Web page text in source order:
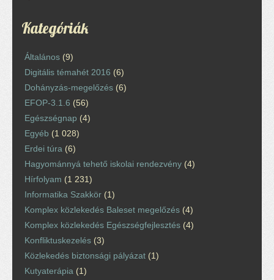
Kategóriák
Általános (9)
Digitális témahét 2016 (6)
Dohányzás-megelőzés (6)
EFOP-3.1.6 (56)
Egészségnap (4)
Egyéb (1 028)
Erdei túra (6)
Hagyománnyá tehető iskolai rendezvény (4)
Hírfolyam (1 231)
Informatika Szakkör (1)
Komplex közlekedés Baleset megelőzés (4)
Komplex közlekedés Egészségfejlesztés (4)
Konfliktuskezelés (3)
Közlekedés biztonsági pályázat (1)
Kutyaterápia (1)